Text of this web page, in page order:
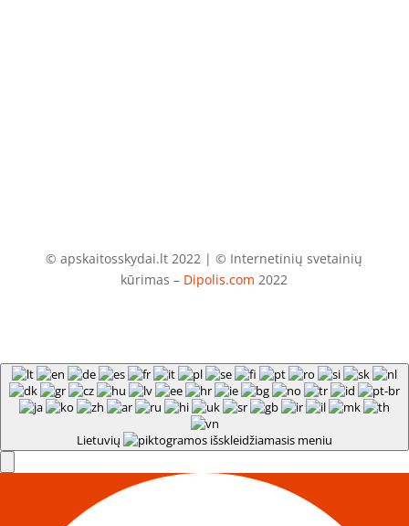
© apskaitosskydai.lt 2022 | © Internetinių svetainių
kūrimas – Dipolis.com 2022
Lietuvių